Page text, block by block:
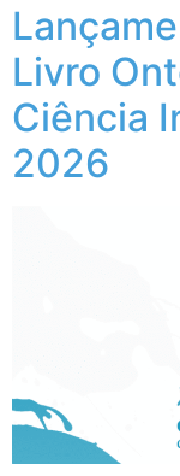
Livro
Ciência
2026